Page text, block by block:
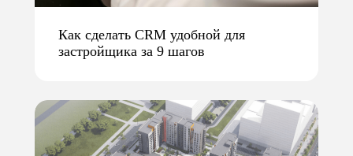
Как сделать CRM удобной для
застройщика за 9 шагов